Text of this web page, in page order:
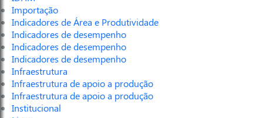
Importação
Indicadores de Área e Produtividade
Indicadores de desempenho
Indicadores de desempenho
Indicadores de desempenho
Infraestrutura
Infraestrutura de apoio a produção
Infraestrutura de apoio a produção
Institucional